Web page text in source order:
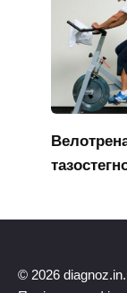
© 2026